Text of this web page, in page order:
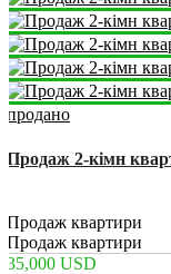
продано
Продаж 2-кімн
Продаж квартири
Продаж квартири
35,000 USD